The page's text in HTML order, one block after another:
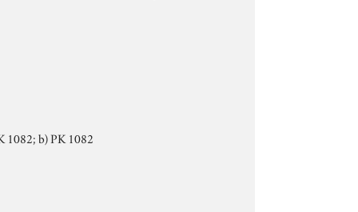
b) PK 1082